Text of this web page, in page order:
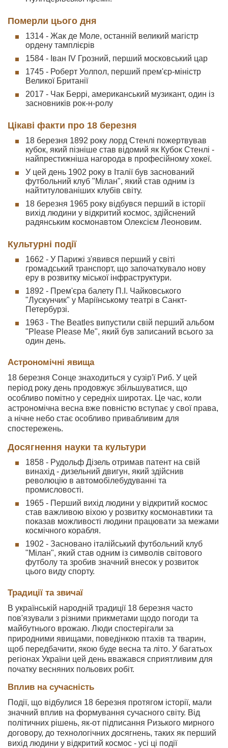
Померли цього дня
1314 - Жак де Моле, останній великий магістр
ордену тамплієрів
1584 - Іван IV Грозний, перший московський цар
1745 - Роберт Уолпол, перший прем'єр-міністр
Великої Британії
2017 - Чак Беррі, американський музикант, один із
засновників рок-н-ролу
Цікаві факти про 18 березня
18 березня 1892 року лорд Стенлі пожертвував
кубок, який пізніше став відомий як Кубок Стенлі -
найпрестижніша нагорода в професійному хокеї.
У цей день 1902 року в Італії був заснований
футбольний клуб "Мілан", який став одним із
найтитулованіших клубів світу.
18 березня 1965 року відбувся перший в історії
вихід людини у відкритий космос, здійснений
радянським космонавтом Олексієм Леоновим.
Культурні події
1662 - У Парижі з'явився перший у світі
громадський транспорт, що започаткувало нову
еру в розвитку міської інфраструктури.
1892 - Прем'єра балету П.І. Чайковського
"Лускунчик" у Маріїнському театрі в Санкт-
Петербурзі.
1963 - The Beatles випустили свій перший альбом
"Please Please Me", який був записаний всього за
один день.
Астрономічні явища
18 березня Сонце знаходиться у сузір'ї Риб. У цей
період року день продовжує збільшуватися, що
особливо помітно у середніх широтах. Це час, коли
астрономічна весна вже повністю вступає у свої права,
а нічне небо стає особливо привабливим для
спостережень.
Досягнення науки та культури
1858 - Рудольф Дізель отримав патент на свій
винахід - дизельний двигун, який здійснив
революцію в автомобілебудуванні та
промисловості.
1965 - Перший вихід людини у відкритий космос
став важливою віхою у розвитку космонавтики та
показав можливості людини працювати за межами
космічного корабля.
1902 - Засновано італійський футбольний клуб
"Мілан", який став одним із символів світового
футболу та зробив значний внесок у розвиток
цього виду спорту.
Традиції та звичаї
В українській народній традиції 18 березня часто
пов'язували з різними прикметами щодо погоди та
майбутнього врожаю. Люди спостерігали за
природними явищами, поведінкою птахів та тварин,
щоб передбачити, якою буде весна та літо. У багатьох
регіонах України цей день вважався сприятливим для
початку весняних польових робіт.
Вплив на сучасність
Події, що відбулися 18 березня протягом історії, мали
значний вплив на формування сучасного світу. Від
політичних рішень, як-от підписання Ризького мирного
договору, до технологічних досягнень, таких як перший
вихід людини у відкритий космос - усі ці події